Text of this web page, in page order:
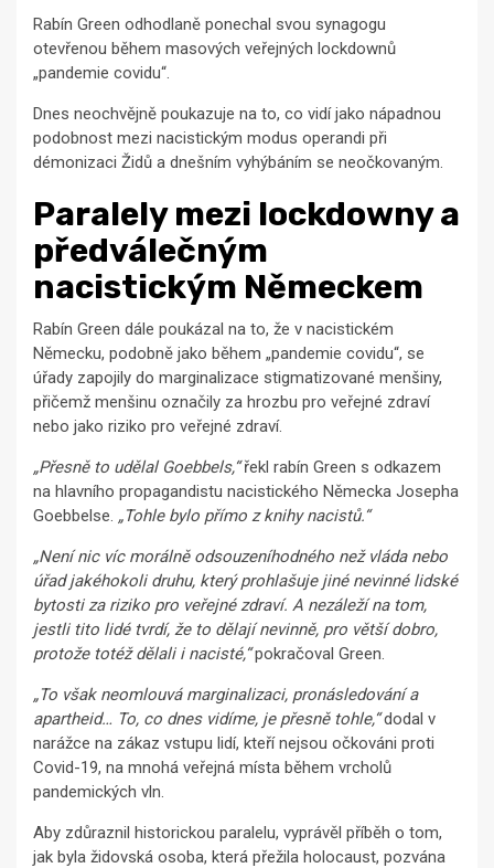
Rabín Green odhodlaně ponechal svou synagogu
otevřenou během masových veřejných lockdownů
„pandemie covidu“.
Dnes neochvějně poukazuje na to, co vidí jako nápadnou
podobnost mezi nacistickým modus operandi při
démonizaci Židů a dnešním vyhýbáním se neočkovaným.
Paralely mezi lockdowny a
předválečným
nacistickým Německem
Rabín Green dále poukázal na to, že v nacistickém
Německu, podobně jako během „pandemie covidu“, se
úřady zapojily do marginalizace stigmatizované menšiny,
přičemž menšinu označily za hrozbu pro veřejné zdraví
nebo jako riziko pro veřejné zdraví.
„Přesně to udělal Goebbels,“řekl rabín Green s odkazem
na hlavního propagandistu nacistického Německa Josepha
Goebbelse. „Tohle bylo přímo z knihy nacistů.“
„Není nic víc morálně odsouzeníhodného než vláda nebo
úřad jakéhokoli druhu, který prohlašuje jiné nevinné lidské
bytosti za riziko pro veřejné zdraví. A nezáleží na tom,
jestli tito lidé tvrdí, že to dělají nevinně, pro větší dobro,
protože totéž dělali i nacisté,“pokračoval Green.
„To však neomlouvá marginalizaci, pronásledování a
apartheid… To, co dnes vidíme, je přesně tohle,“dodal v
narážce na zákaz vstupu lidí, kteří nejsou očkováni proti
Covid-19, na mnohá veřejná místa během vrcholů
pandemických vln.
Aby zdůraznil historickou paralelu, vyprávěl příběh o tom,
jak byla židovská osoba, která přežila holocaust, pozvána